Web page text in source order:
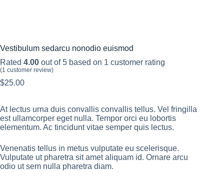
Vestibulum sedarcu nonodio euismod
Rated 4.00 out of 5 based on 1 customer rating
(1 customer review)
$25.00
At lectus urna duis convallis convallis tellus. Vel fringilla
est ullamcorper eget nulla. Tempor orci eu lobortis
elementum. Ac tincidunt vitae semper quis lectus.
Venenatis tellus in metus vulputate eu scelerisque.
Vulputate ut pharetra sit amet aliquam id. Ornare arcu
odio ut sem nulla pharetra diam.